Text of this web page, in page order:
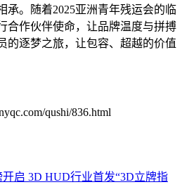
承。随着2025亚洲青年残运会的临
合作伙伴使命，让品牌温度与拼搏
的逐梦之旅，让包容、超越的价值
qushi/836.html
启 3D HUD行业首发“3D立牌指